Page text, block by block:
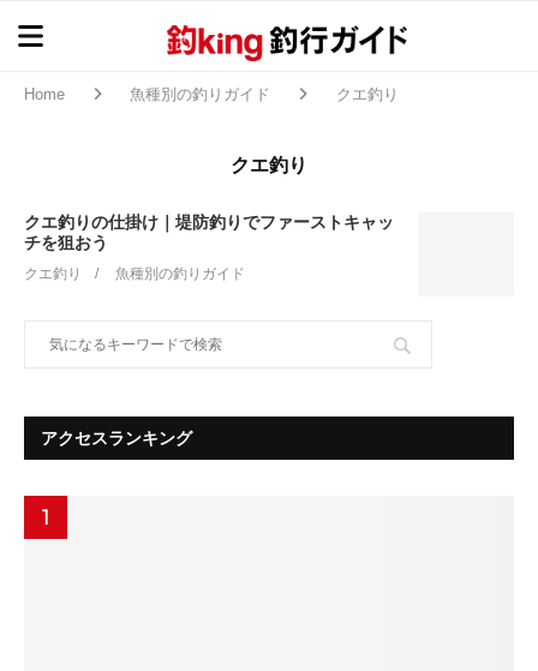
Home 魚種別の釣りガイド クエ釣り
クエ釣り
クエ釣りの仕掛け｜堤防釣りでファーストキャッ
チを狙おう
クエ釣り 魚種別の釣りガイド
アクセスランキング
1